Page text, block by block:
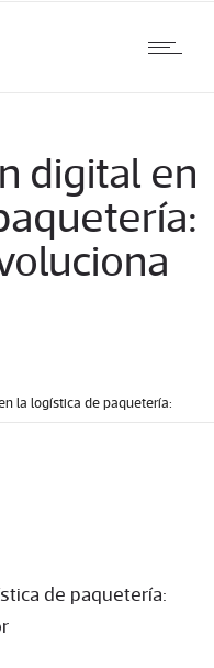
digital en
la logística de paquetería:
de paquetería: